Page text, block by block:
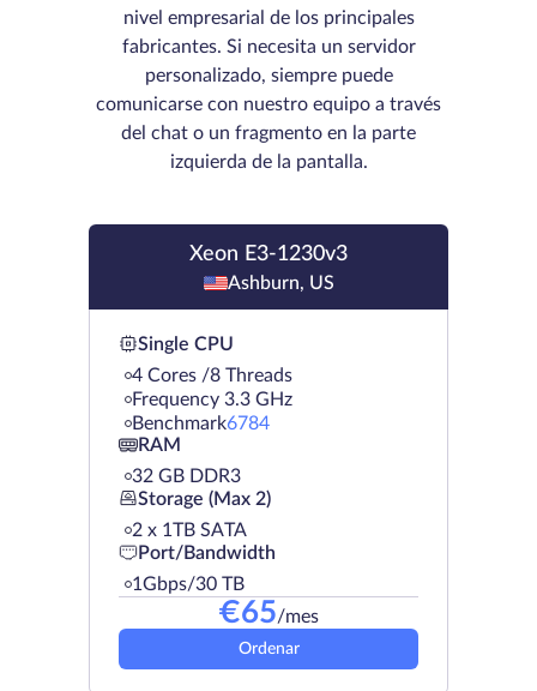
nivel empresarial de los principales
fabricantes. Si necesita un servidor
personalizado, siempre puede
comunicarse con nuestro equipo a través
del chat o un fragmento en la parte
izquierda de la pantalla.
Xeon E3-1230v3
Ashburn, US
Single CPU
4 Cores /8 Threads
Frequency 3.3 GHz
Benchmark6784
RAM
32 GB DDR3
Storage (Max 2)
2 х 1TB SATA
Port/Bandwidth
1Gbps/30 TB
€65/mes
Ordenar